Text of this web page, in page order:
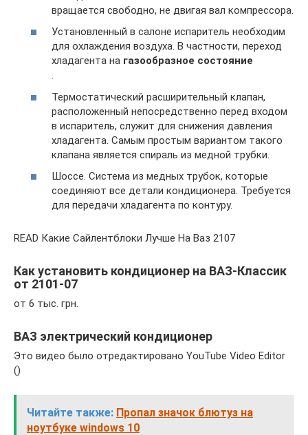
вращается свободно, не двигая вал компрессора.
Установленный в салоне испаритель необходим
для охлаждения воздуха. В частности, переход
хладагента на газообразное состояние
.
Термостатический расширительный клапан,
расположенный непосредственно перед входом
в испаритель, служит для снижения давления
хладагента. Самым простым вариантом такого
клапана является спираль из медной трубки.
Шоссе. Система из медных трубок, которые
соединяют все детали кондиционера. Требуется
для передачи хладагента по контуру.
READ Какие Сайлентблоки Лучше На Ваз 2107
Как установить кондиционер на ВАЗ-Классик
от 2101-07
от 6 тыс. грн.
ВАЗ электрический кондиционер
Это видео было отредактировано YouTube Video Editor
()
Читайте также: Пропал значок блютуз на
ноутбуке windows 10